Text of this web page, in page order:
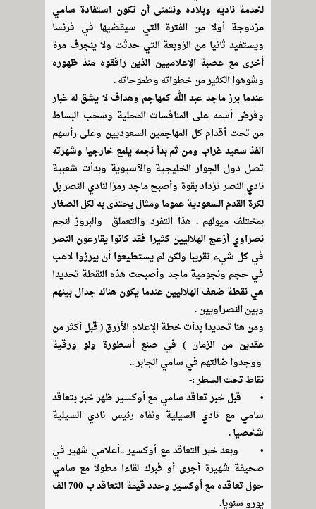
لخدمة ناديه وبلاده ونتمنى أن تكون استفادة سامي
مزدوجة أولا من الفترة التي سيقضيها في فرنسا
ويستفيد ثانيا من الزوبعة التي حدثت ولا ينجرف مرة
أخرى مع عصبة الإعلاميين الذين رافقوه منذ ظهوره
وشوهوا الكثير من خطواته وطموحاته .
عندما برز ماجد عبد الله كمهاجم وهداف لا يشق له غبار
وفرض أسمه على المنافسات المحلية وسحب البساط
من تحت أقدام كل المهاجمين السعوديين وعلى رأسهم
الفذ سعيد غراب ومن ثم بدأ نجمه يلمع خارجيا وشهرته
تصل دول الجوار الخليجية والآسيوية وبدأت شعبية
نادي النصر تزداد بقوة وأصبح ماجد رمزا لنادي النصر بل
لكرة القدم السعودية عموما ومثال يحتذى به لكل الصغار
بمختلف ميولهم . هذا التفرد والتعملق والبروز لنجم
نصراوي أزعج الهلاليين كثيرا فقد كانوا يقارعون النصر
في كل شيء تقريبا ولكن لم يستطيعوا أن يبرزوا لاعب
في حجم ونجومية ماجد وأصبحت هذه النقطة تحديدا
هي نقطة ضعف الهلاليين عندما يكون هناك جدال بينهم
وبين النصراويين .
ومن هنا تحديدا بدأت خطة الإعلام الأزرق ( قبل أكثر من
عقدين من الزمان ) في صنع أسطورة ولو ورقية
ووجدوا ضالتهم في سامي الجابر ..
نقاط تحت السطر :-
• قبل خبر تعاقد سامي مع أوكسير ظهر خبر بتعاقد
سامي مع نادي السيلية ونفاه رئيس نادي السيلية
شخصيا .
• وبعد خبر التعاقد مع أوكسير ..أعلامي شهير في
صحيفة شهيرة أجرى أو فبرك لقاءا مطولا مع سامي
حول تعاقده مع أوكسير وحدد قيمة التعاقد ب 700 الف
يورو سنويا.